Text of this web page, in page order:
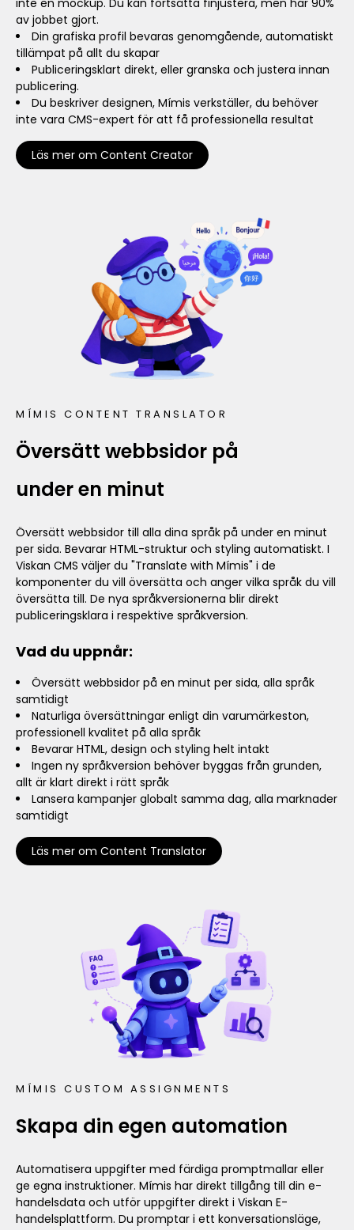
av jobbet gjort.
Din grafiska profil bevaras genomgående, automatiskt
tillämpat på allt du skapar
Publiceringsklart direkt, eller granska och justera innan
publicering.
Du beskriver designen, Mímis verkställer, du behöver
inte vara CMS-expert för att få professionella resultat
Läs mer om Content Creator
MÍMIS CONTENT TRANSLATOR
Översätt webbsidor på
under en minut
Översätt webbsidor till alla dina språk på under en minut
per sida. Bevarar HTML-struktur och styling automatiskt. I
Viskan CMS väljer du "Translate with Mímis" i de
komponenter du vill översätta och anger vilka språk du vill
översätta till. De nya språkversionerna blir direkt
publiceringsklara i respektive språkversion.
Vad du uppnår:
Översätt webbsidor på en minut per sida, alla språk
samtidigt
Naturliga översättningar enligt din varumärkeston,
professionell kvalitet på alla språk
Bevarar HTML, design och styling helt intakt
Ingen ny språkversion behöver byggas från grunden,
allt är klart direkt i rätt språk
Lansera kampanjer globalt samma dag, alla marknader
samtidigt
Läs mer om Content Translator
MÍMIS CUSTOM ASSIGNMENTS
Skapa din egen automation
Automatisera uppgifter med färdiga promptmallar eller
ge egna instruktioner. Mímis har direkt tillgång till din e-
handelsdata och utför uppgifter direkt i Viskan E-
handelsplattform. Du promptar i ett konversationsläge,